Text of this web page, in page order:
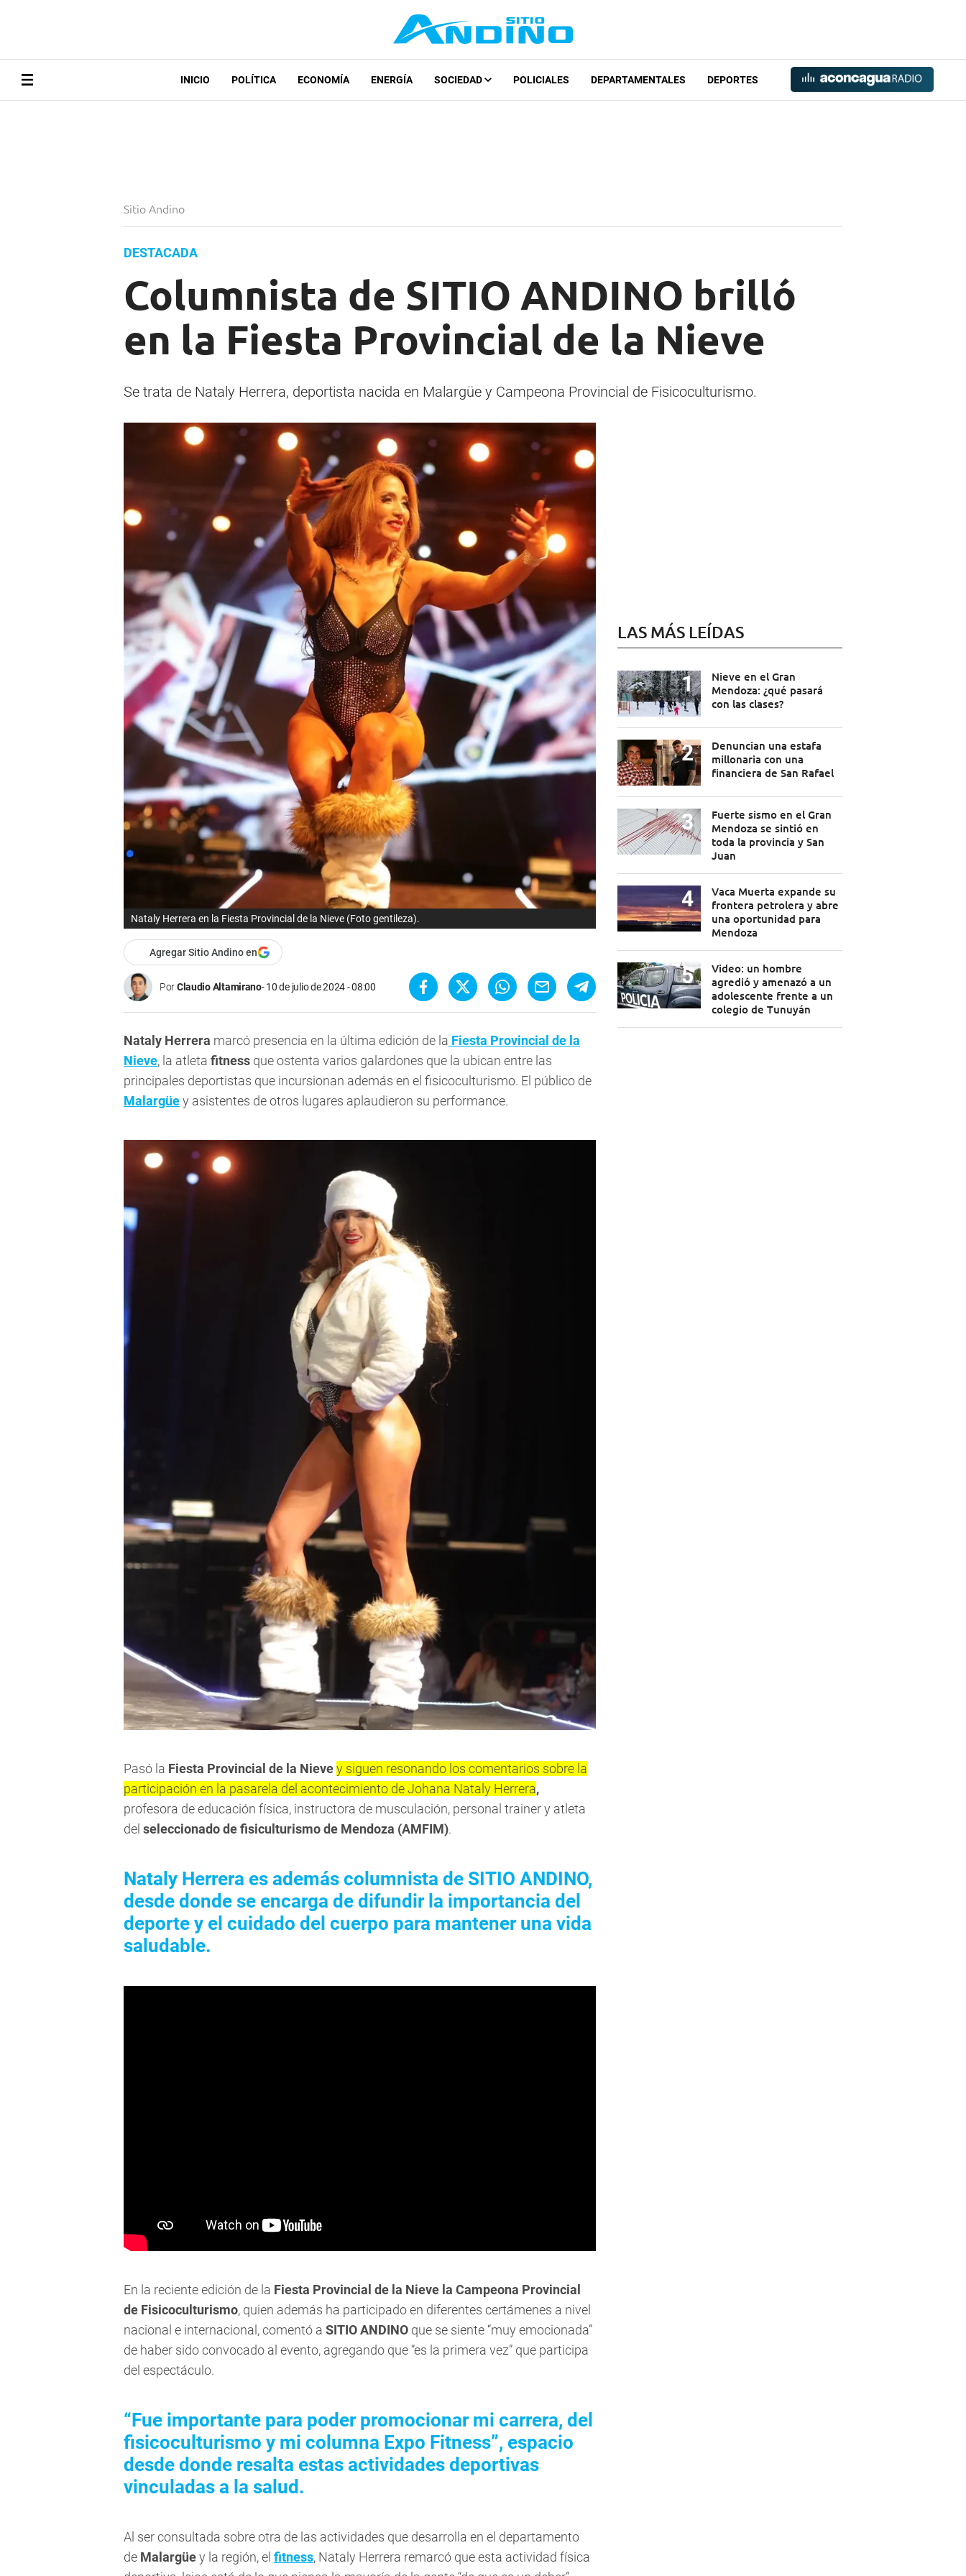
INICIO POLÍTICA ECONOMÍA ENERGÍA SOCIEDAD POLICIALES DEPARTAMENTALES DEPORTES
Sitio Andino
DESTACADA
Columnista de SITIO ANDINO brilló
en la Fiesta Provincial de la Nieve
Se trata de Nataly Herrera, deportista nacida en Malargüe y Campeona Provincial de Fisicoculturismo.
Nataly Herrera en la Fiesta Provincial de la Nieve (Foto gentileza).
Agregar Sitio Andino en
PorClaudio Altamirano 10 de julio de 2024 - 08:00
Nataly Herrera marcó presencia en la última edición de la Fiesta Provincial de la
Nieve, la atleta fitness que ostenta varios galardones que la ubican entre las
principales deportistas que incursionan además en el fisicoculturismo. El público de
Malargüey asistentes de otros lugares aplaudieron su performance.
Pasó la Fiesta Provincial de la Nievey siguen resonando los comentarios sobre la
participación en la pasarela del acontecimiento de Johana Nataly Herrera,
profesora de educación física, instructora de musculación, personal trainer y atleta
del seleccionado de fisiculturismo de Mendoza (AMFIM).
Nataly Herrera es además columnista de SITIO ANDINO,
desde donde se encarga de difundir la importancia del
deporte y el cuidado del cuerpo para mantener una vida
saludable.
En la reciente edición de la Fiesta Provincial de la Nieve la Campeona Provincial
de Fisicoculturismo, quien además ha participado en diferentes certámenes a nivel
nacional e internacional, comentó a SITIO ANDINO que se siente “muy emocionada”
de haber sido convocado al evento, agregando que “es la primera vez” que participa
del espectáculo.
“Fue importante para poder promocionar mi carrera, del
fisicoculturismo y mi columna Expo Fitness”, espacio
desde donde resalta estas actividades deportivas
vinculadas a la salud.
Al ser consultada sobre otra de las actividades que desarrolla en el departamento
de Malargüey la región, el fitness, Nataly Herrera remarcó que esta actividad física
LAS MÁS LEÍDAS
Nieve en el Gran
Mendoza: ¿qué pasará
con las clases?
Denuncian una estafa
millonaria con una
financiera de San Rafael
Fuerte sismo en el Gran
Mendoza se sintió en
toda la provincia y San
Juan
Vaca Muerta expande su
frontera petrolera y abre
una oportunidad para
Mendoza
Video: un hombre
agredió y amenazó a un
adolescente frente a un
colegio de Tunuyán